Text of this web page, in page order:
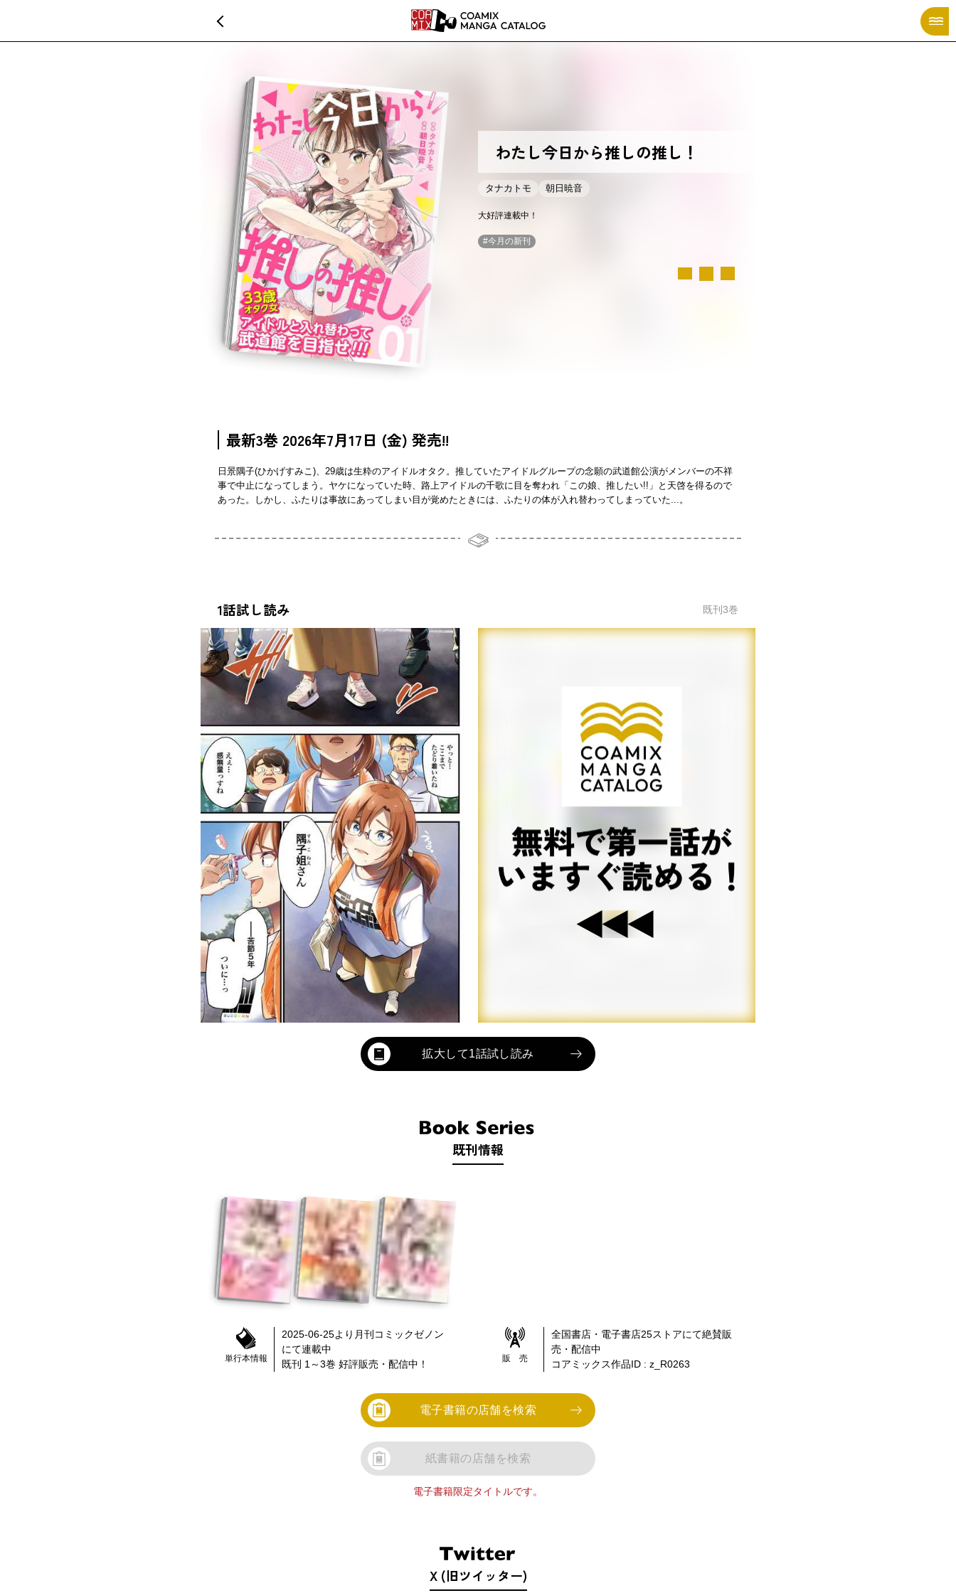
わたし今日から推しの推し！
タナカトモ 朝日暁音
大好評連載中！
#今月の新刊
最新3巻 2026年7月17日 (金) 発売!!
日景隅子(ひかげすみこ)、29歳は生粋のアイドルオタク。推していたアイドルグループの念願の武道館公演がメンバーの不祥
事で中止になってしまう。ヤケになっていた時、路上アイドルの千歌に目を奪われ「この娘、推したい!!」と天啓を得るので
あった。しかし、ふたりは事故にあってしまい目が覚めたときには、ふたりの体が入れ替わってしまっていた...。
1話試し読み 既刊 3巻
拡大して1話試し読み
既刊情報
単行本情報
2025-06-25より 月刊コミックゼノン
にて連載中
既刊 1～3巻 好評販売・配信中！ 販 売
全国書店・電子書店25ストアにて絶賛販
売・配信中
コアミックス作品ID : z_R0263
電子書籍の店舗を検索
紙書籍の店舗を検索
電子書籍限定タイトルです。
X (旧ツイッター)